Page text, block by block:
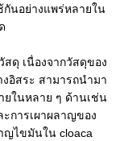
กันอย่างแพร่หลายใน
สดุ เนื่องจากวัสดุของ
งอิสระ สามารถนำมา
ยในหลาย ๆ ด้านเช่น
การเผาผลาญของ
ญไขมันใน cloaca